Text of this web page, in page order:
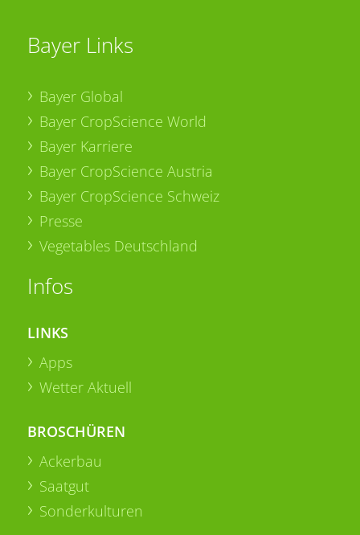
Bayer Links
Bayer Global
Bayer CropScience World
Bayer Karriere
Bayer CropScience Austria
Bayer CropScience Schweiz
Presse
Vegetables Deutschland
Infos
LINKS
Apps
Wetter Aktuell
BROSCHÜREN
Ackerbau
Saatgut
Sonderkulturen